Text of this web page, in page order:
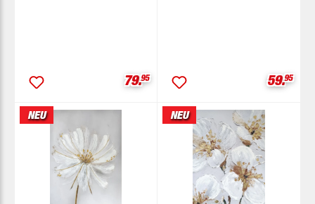
Verkaufspreis:
79.95 59.95
NEU NEU